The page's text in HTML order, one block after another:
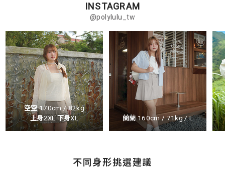
INSTAGRAM
@polylulu_tw
空空 170cm / 82kg
上身2XL 下身XL
蘭蘭 160cm / 71kg / L
不同身形挑選建議